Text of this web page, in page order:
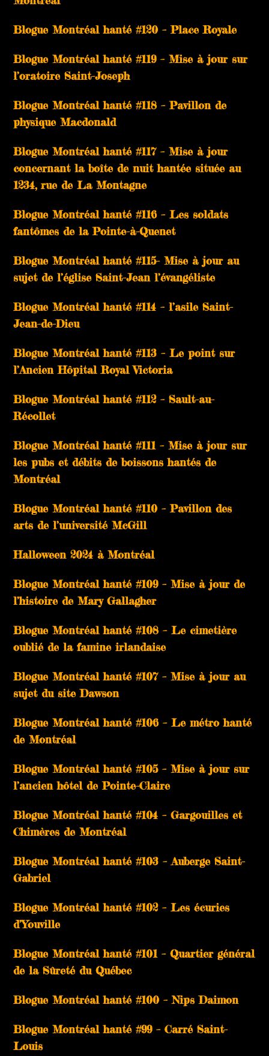
Blogue Montréal hanté #120 – Place Royale
Blogue Montréal hanté #119 – Mise à jour sur
l’oratoire Saint-Joseph
Blogue Montréal hanté #118 – Pavillon de
physique Macdonald
Blogue Montréal hanté #117 – Mise à jour
concernant la boîte de nuit hantée située au
1234, rue de La Montagne
Blogue Montréal hanté #116 – Les soldats
fantômes de la Pointe-à-Quenet
Blogue Montréal hanté #115- Mise à jour au
sujet de l’église Saint-Jean l’évangéliste
Blogue Montréal hanté #114 – l’asile Saint-
Jean-de-Dieu
Blogue Montréal hanté #113 – Le point sur
l’Ancien Hôpital Royal Victoria
Blogue Montréal hanté #112 – Sault-au-
Récollet
Blogue Montréal hanté #111 – Mise à jour sur
les pubs et débits de boissons hantés de
Montréal
Blogue Montréal hanté #110 – Pavillon des
arts de l’université McGill
Halloween 2024 à Montréal
Blogue Montréal hanté #109 – Mise à jour de
l’histoire de Mary Gallagher
Blogue Montréal hanté #108 – Le cimetière
oublié de la famine irlandaise
Blogue Montréal hanté #107 – Mise à jour au
sujet du site Dawson
Blogue Montréal hanté #106 – Le métro hanté
de Montréal
Blogue Montréal hanté #105 – Mise à jour sur
l’ancien hôtel de Pointe-Claire
Blogue Montréal hanté #104 – Gargouilles et
Chimères de Montréal
Blogue Montréal hanté #103 – Auberge Saint-
Gabriel
Blogue Montréal hanté #102 – Les écuries
d’Youville
Blogue Montréal hanté #101 – Quartier général
de la Sûreté du Québec
Blogue Montréal hanté #100 – Nips Daimon
Blogue Montréal hanté #99 – Carré Saint-
Louis